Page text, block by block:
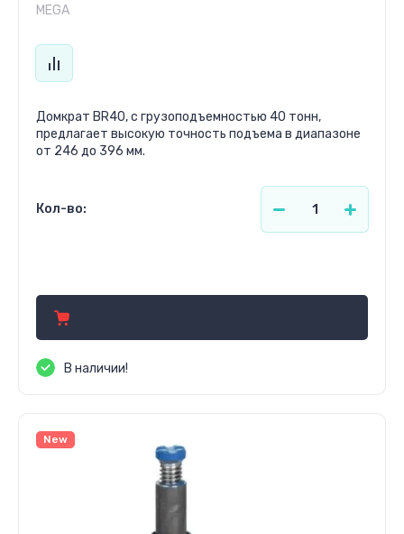
MEGA
Домкрат BR40, с грузоподъемностью 40 тонн,
предлагает высокую точность подъема в диапазоне
от 246 до 396 мм.
Кол-во:
В наличии!
New